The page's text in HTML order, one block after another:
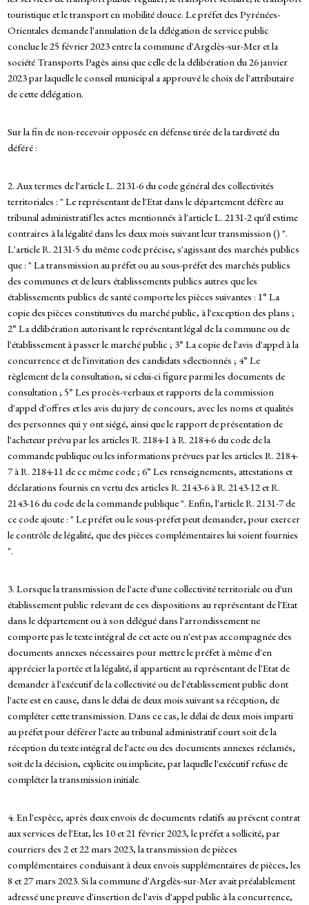
touristique et le transport en mobilité douce. Le préfet des Pyrénées-
Orientales demande l'annulation de la délégation de service public
conclue le 25 février 2023 entre la commune d'Argelès-sur-Mer et la
société Transports Pagès ainsi que celle de la délibération du 26 janvier
2023 par laquelle le conseil municipal a approuvé le choix de l'attributaire
de cette délégation.
Sur la fin de non-recevoir opposée en défense tirée de la tardiveté du
déféré :
2. Aux termes de l'article L. 2131-6 du code général des collectivités
territoriales : " Le représentant de l'Etat dans le département défère au
tribunal administratif les actes mentionnés à l'article L. 2131-2 qu'il estime
contraires à la légalité dans les deux mois suivant leur transmission () ".
L'article R. 2131-5 du même code précise, s'agissant des marchés publics
que : " La transmission au préfet ou au sous-préfet des marchés publics
des communes et de leurs établissements publics autres que les
établissements publics de santé comporte les pièces suivantes : 1° La
copie des pièces constitutives du marché public, à l'exception des plans ;
2° La délibération autorisant le représentant légal de la commune ou de
l'établissement à passer le marché public ; 3° La copie de l'avis d'appel à la
concurrence et de l'invitation des candidats sélectionnés ; 4° Le
règlement de la consultation, si celui-ci figure parmi les documents de
consultation ; 5° Les procès-verbaux et rapports de la commission
d'appel d'offres et les avis du jury de concours, avec les noms et qualités
des personnes qui y ont siégé, ainsi que le rapport de présentation de
l'acheteur prévu par les articles R. 2184-1 à R. 2184-6 du code de la
commande publique ou les informations prévues par les articles R. 2184-
7 à R. 2184-11 de ce même code ; 6° Les renseignements, attestations et
déclarations fournis en vertu des articles R. 2143-6 à R. 2143-12 et R.
2143-16 du code de la commande publique ". Enfin, l'article R. 2131-7 de
ce code ajoute : " Le préfet ou le sous-préfet peut demander, pour exercer
le contrôle de légalité, que des pièces complémentaires lui soient fournies
".
3. Lorsque la transmission de l'acte d'une collectivité territoriale ou d'un
établissement public relevant de ces dispositions au représentant de l'Etat
dans le département ou à son délégué dans l'arrondissement ne
comporte pas le texte intégral de cet acte ou n'est pas accompagnée des
documents annexes nécessaires pour mettre le préfet à même d'en
apprécier la portée et la légalité, il appartient au représentant de l'Etat de
demander à l'exécutif de la collectivité ou de l'établissement public dont
l'acte est en cause, dans le délai de deux mois suivant sa réception, de
compléter cette transmission. Dans ce cas, le délai de deux mois imparti
au préfet pour déférer l'acte au tribunal administratif court soit de la
réception du texte intégral de l'acte ou des documents annexes réclamés,
soit de la décision, explicite ou implicite, par laquelle l'exécutif refuse de
compléter la transmission initiale.
4. En l'espèce, après deux envois de documents relatifs au présent contrat
aux services de l'Etat, les 10 et 21 février 2023, le préfet a sollicité, par
courriers des 2 et 22 mars 2023, la transmission de pièces
complémentaires conduisant à deux envois supplémentaires de pièces, les
8 et 27 mars 2023. Si la commune d'Argelès-sur-Mer avait préalablement
adressé une preuve d'insertion de l'avis d'appel public à la concurrence,